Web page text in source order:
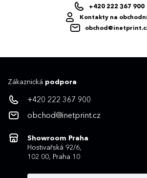
+420 222 367 900
Kontakty na
Zákaznická podpora
+420 222 367 900
obchod@inetprint.cz
Showroom Praha
Hostivařská 92/6,
102 00, Praha 10